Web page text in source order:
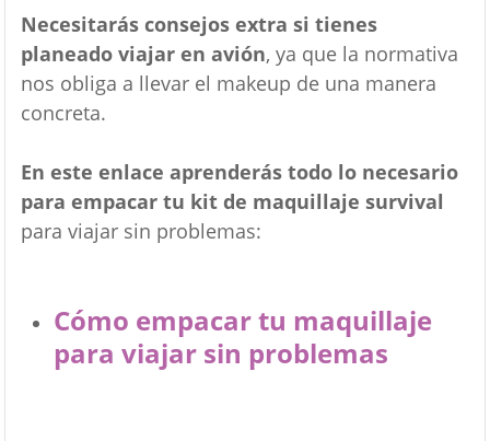
Necesitarás consejos extra si tienes
planeado viajar en avión, ya que la normativa
nos obliga a llevar el makeup de una manera
concreta.
En este enlace aprenderás todo lo necesario
para empacar tu kit de maquillaje survival
para viajar sin problemas:
Cómo empacar tu maquillaje
para viajar sin problemas